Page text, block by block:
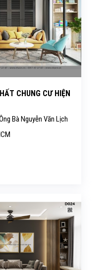
CHUNG CƯ HIỆN
Bà Nguyễn Văn Lịch